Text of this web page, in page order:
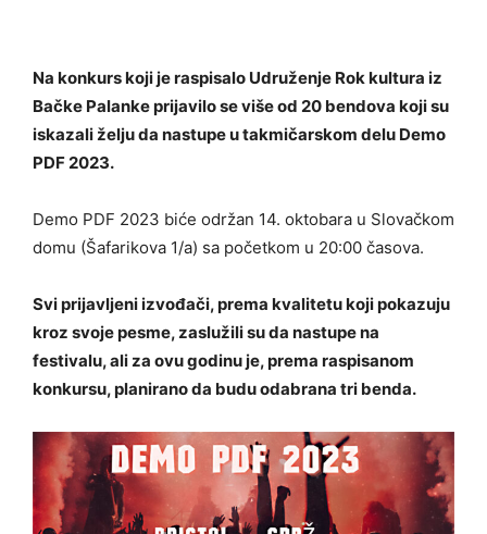
Na konkurs koji je raspisalo Udruženje Rok kultura iz
Bačke Palanke prijavilo se više od 20 bendova koji su
iskazali želju da nastupe u takmičarskom delu Demo
PDF 2023.
Demo PDF 2023 biće održan 14. oktobara u Slovačkom
domu (Šafarikova 1/a) sa početkom u 20:00 časova.
Svi prijavljeni izvođači, prema kvalitetu koji pokazuju
kroz svoje pesme, zaslužili su da nastupe na
festivalu, ali za ovu godinu je, prema raspisanom
konkursu, planirano da budu odabrana tri benda.